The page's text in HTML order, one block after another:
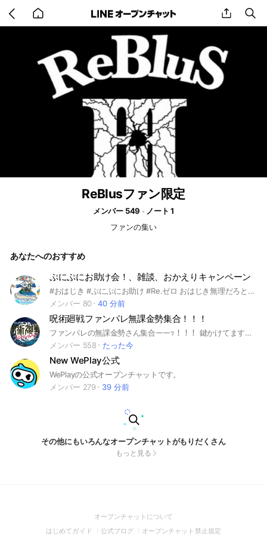
back
to
share
ReBlusファン限定
メンバー 549
ノート 1
ファンの集い
あなたへのおすすめ
ぷにぷにお助け会！、雑談、おかえりキャンペーン
#おはじき #ぷにぷにお助け #Re.ゼロ おはじき無理だろと思った人達！ この部ではお助け、雑談ができます！ 荒らしなどはやめてください おはじき頑張りたい人ぜひ！ おかえりキャンペーンも送るの️⭕️です！ 100人まではあなたもグループの古参勢！ 初心者、中級者、上級者大歓迎！ ワイポあったら次イベお助け企画するかも、、、 今のうちに入った方がお助け楽だよ！ りぜろ！！ ガチりたい人ぜひ！
メンバー 80
40 分前
呪術廻戦ファンパレ無課金勢集合！！！
ファンパレの無課金勢さん集合ーーｯ！！！ 鍵かけてますが荒らし対策用だから気にせんでね🙌 初心者からやり込みガチ勢まで、幅広く受け付けます！ 良ければフレンドなりましょー︎︎👍 初めにノート確認や挨拶をしてくださいね！ 大事なノートの確認も忘れず✨ 即抜け、荒らし行為❌ #呪術廻戦 #呪術廻戦ファントムパレード #ファンパレ
メンバー 558
たった今
New WePlay公式
WePlayの公式オープンチャットです。
メンバー 279
39 分前
その他にもいろんなオープンチャットがもりだくさん
もっと見る
オープンチャットについて
in
はじめてガイド (Open
公式ブログ (Open
オープンチャット禁止規定(Open